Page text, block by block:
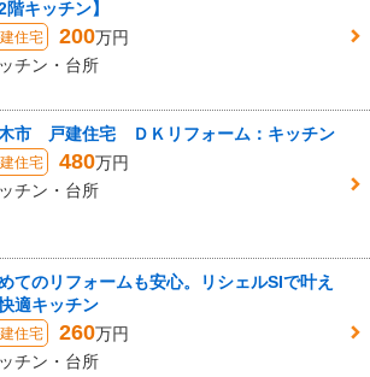
2階キッチン】
住宅 200万円
チン・台所
市 戸建住宅 ＤＫリフォーム：キッチン
住宅 480万円
チン・台所
てのリフォームも安心。リシェルSIで叶え
適キッチン
住宅 260万円
チン・台所